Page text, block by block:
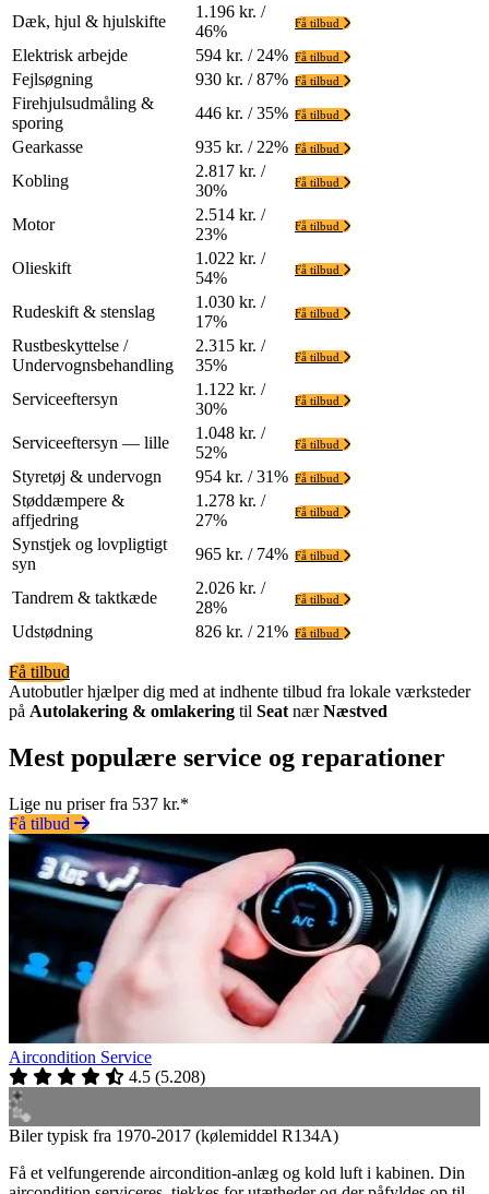
Dæk, hjul & hjulskifte
1.196 kr. /
46%
Få tilbud
Elektrisk arbejde 594 kr. / 24% Få tilbud
Fejlsøgning 930 kr. / 87% Få tilbud
Firehjulsudmåling &
sporing
446 kr. / 35% Få tilbud
Gearkasse 935 kr. / 22% Få tilbud
Kobling
2.817 kr. /
30%
Få tilbud
Motor
2.514 kr. /
23%
Få tilbud
Olieskift
1.022 kr. /
54%
Få tilbud
Rudeskift & stenslag
1.030 kr. /
17%
Få tilbud
Rustbeskyttelse /
Undervognsbehandling
2.315 kr. /
35%
Få tilbud
Serviceeftersyn
1.122 kr. /
30%
Få tilbud
Serviceeftersyn — lille
1.048 kr. /
52%
Få tilbud
Styretøj & undervogn 954 kr. / 31% Få tilbud
Støddæmpere &
affjedring
1.278 kr. /
27%
Få tilbud
Synstjek og lovpligtigt
syn
965 kr. / 74% Få tilbud
Tandrem & taktkæde
2.026 kr. /
28%
Få tilbud
Udstødning 826 kr. / 21% Få tilbud
Få tilbud
Autobutler hjælper dig med at indhente tilbud fra lokale værksteder
på Autolakering & omlakering til Seat nærNæstved
Mest populære service og reparationer
Lige nu priser fra 537 kr.*
Få tilbud
Aircondition Service
4.5 (5.208)
Biler typisk fra 1970-2017 (kølemiddel R134A)
Få et velfungerende aircondition-anlæg og kold luft i kabinen. Din